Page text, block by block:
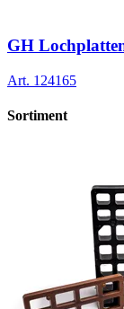
GH
Art. 124165
Sortiment